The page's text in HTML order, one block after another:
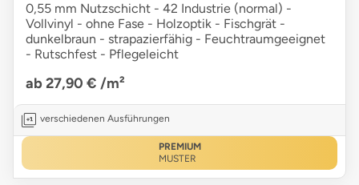
0,55 mm Nutzschicht - 42 Industrie (normal) -
Vollvinyl - ohne Fase - Holzoptik - Fischgrät -
dunkelbraun - strapazierfähig - Feuchtraumgeeignet
- Rutschfest - Pflegeleicht
ab 27,90 € /m²
verschiedenen Ausführungen
PREMIUM
MUSTER